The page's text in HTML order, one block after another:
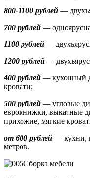
800-1100 рублей —
700 рублей —
1100 рублей —
1200 рублей —
400 рублей — кухонный
кровати;
500 рублей — угловые
еврокнижки, выкатные
прихожие, мягкие
от 600 рублей — кухни,
метров.
Сборка мебели